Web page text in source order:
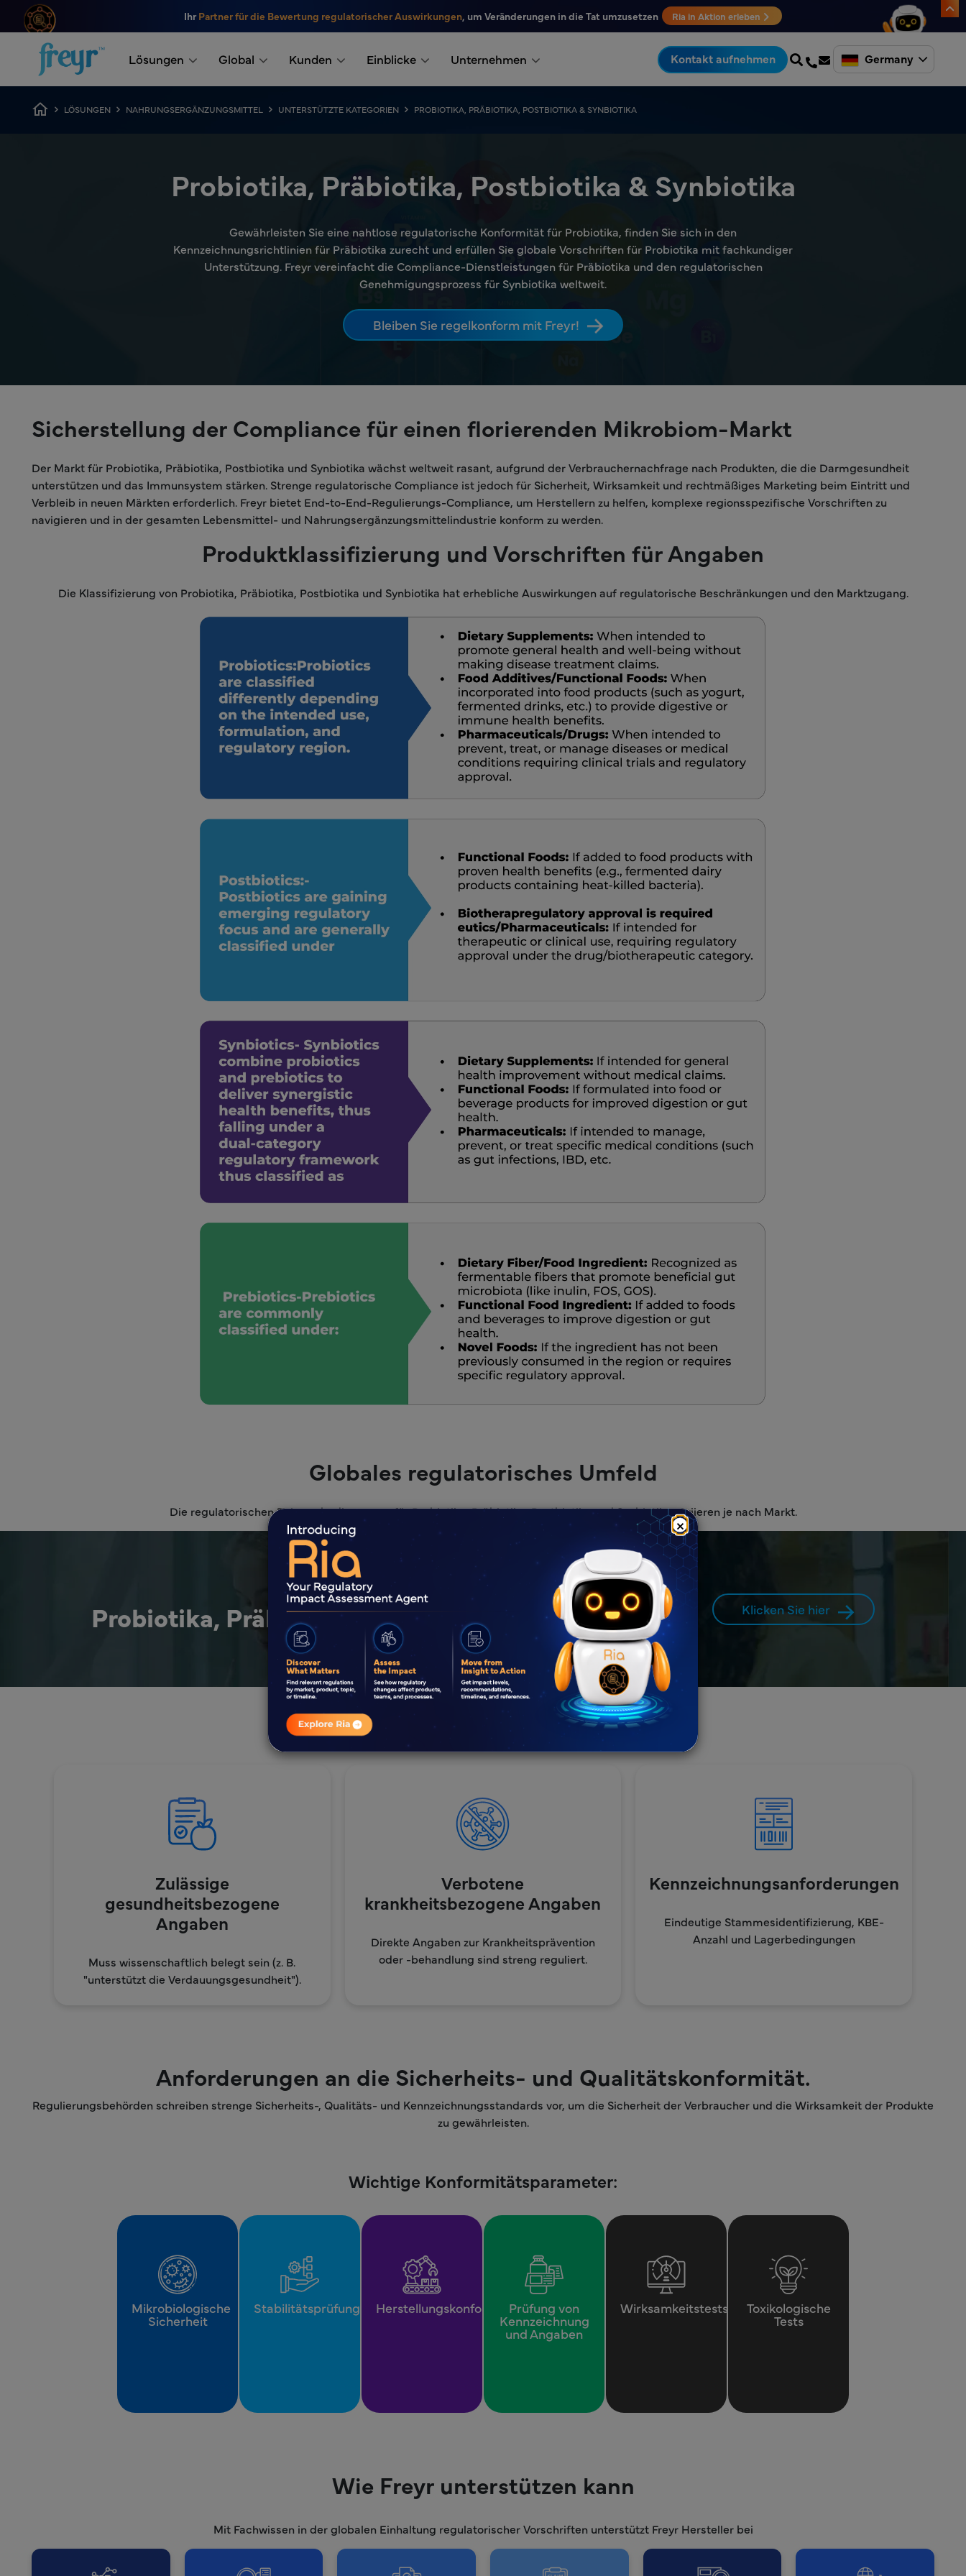
Zum Hauptinhalt springen
×
IhrPartner für die Bewertung regulatorischer Auswirkungen, um Veränderungen in die Tat umzusetzen Ria in Aktion erleben
Lösungen Global Kunden Einblicke Unternehmen Kontakt aufnehmen Germany
Breadcrumb
LÖSUNGEN NAHRUNGSERGÄNZUNGSMITTEL UNTERSTÜTZTE KATEGORIEN PROBIOTIKA, PRÄBIOTIKA, POSTBIOTIKA & SYNBIOTIKA
Probiotika, Präbiotika, Postbiotika & Synbiotika
Gewährleisten Sie eine nahtlose regulatorische Konformität für Probiotika, finden Sie sich in den
Kennzeichnungsrichtlinien für Präbiotika zurecht und erfüllen Sie globale Vorschriften für Probiotika mit fachkundiger
Unterstützung. Freyr vereinfacht die Compliance-Dienstleistungen für Präbiotika und den regulatorischen
Genehmigungsprozess für Synbiotika weltweit.
Bleiben Sie regelkonform mit Freyr!
Sicherstellung der Compliance für einen florierenden Mikrobiom-Markt
Der Markt für Probiotika, Präbiotika, Postbiotika und Synbiotika wächst weltweit rasant, aufgrund der Verbrauchernachfrage nach Produkten, die die Darmgesundheit
unterstützen und das Immunsystem stärken. Strenge regulatorische Compliance ist jedoch für Sicherheit, Wirksamkeit und rechtmäßiges Marketing beim Eintritt und
Verbleib in neuen Märkten erforderlich. Freyr bietet End-to-End-Regulierungs-Compliance, um Herstellern zu helfen, komplexe regionsspezifische Vorschriften zu
navigieren und in der gesamten Lebensmittel- und Nahrungsergänzungsmittelindustrie konform zu werden.
Produktklassifizierung und Vorschriften für Angaben
Die Klassifizierung von Probiotika, Präbiotika, Postbiotika und Synbiotika hat erhebliche Auswirkungen auf regulatorische Beschränkungen und den Marktzugang.
Globales regulatorisches Umfeld
Die regulatorischen Rahmenbedingungen für Probiotika, Präbiotika, Postbiotika und Synbiotika variieren je nach Markt.
Wichtige regulatorische Aspekte nach Region für
Probiotika, Präbiotika, Postbiotika und Synbiotika Klicken Sie hier
Regulatorische Aspekte für Angaben
Zulässige
gesundheitsbezogene
Angaben
Muss wissenschaftlich belegt sein (z. B.
"unterstützt die Verdauungsgesundheit").
Verbotene
krankheitsbezogene Angaben
Direkte Angaben zur Krankheitsprävention
oder -behandlung sind streng reguliert.
Kennzeichnungsanforderungen
Eindeutige Stammesidentifizierung, KBE-
Anzahl und Lagerbedingungen
Anforderungen an die Sicherheits- und Qualitätskonformität.
Regulierungsbehörden schreiben strenge Sicherheits-, Qualitäts- und Kennzeichnungsstandards vor, um die Sicherheit der Verbraucher und die Wirksamkeit der Produkte
zu gewährleisten.
Wichtige Konformitätsparameter:
Mikrobiologische
Sicherheit
Stabilitätsprüfung HerstellungskonformitätPrüfung von
Kennzeichnung
und Angaben
Wirksamkeitstests Toxikologische
Tests
Wie Freyr unterstützen kann
Mit Fachwissen in der globalen Einhaltung regulatorischer Vorschriften unterstützt Freyr Hersteller bei